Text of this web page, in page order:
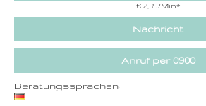
€ 2,39/Min*
Nachricht
Anruf per 0900
Beratungssprachen: